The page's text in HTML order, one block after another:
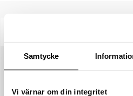
Samtycke
Vi värnar om din integritet
STORLEKSGUIDE
SKÖTSELRÅD